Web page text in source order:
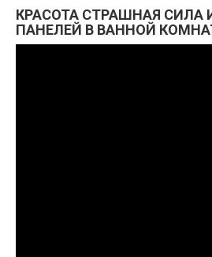
КРАСОТА СТРАШНАЯ
ПАНЕЛЕЙ В ВАННОЙ